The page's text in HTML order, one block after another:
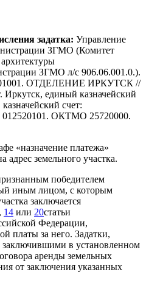
задатка: Управление
ЗГМО (Комитет
ЗГМО л/с 906.06.001.0.).
ОТДЕЛЕНИЕ ИРКУТСК //
единый казначейский
счет:
012520101. ОКТМО 25720000.
«назначение платежа»
адрес земельного участка.
победителем
иным лицом, с которым
заключается
, 14 или 20статьи
Федерации,
платы за него. Задатки,
в установленном
аренды земельных
от заключения указанных